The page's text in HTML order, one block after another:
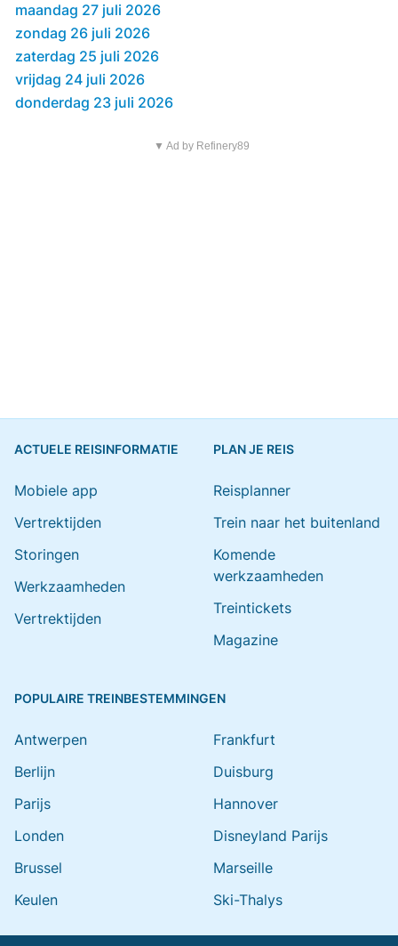
maandag 27 juli 2026
zondag 26 juli 2026
zaterdag 25 juli 2026
vrijdag 24 juli 2026
donderdag 23 juli 2026
▼ Ad by Refinery89
ACTUELE REISINFORMATIE
Mobiele app
Vertrektijden
Storingen
Werkzaamheden
Vertrektijden
PLAN JE REIS
Reisplanner
Trein naar het buitenland
Komende
werkzaamheden
Treintickets
Magazine
POPULAIRE TREINBESTEMMINGEN
Antwerpen
Berlijn
Parijs
Londen
Brussel
Keulen
Frankfurt
Duisburg
Hannover
Disneyland Parijs
Marseille
Ski-Thalys